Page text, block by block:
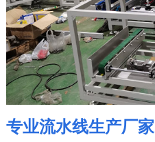
专业流水线生产厂家